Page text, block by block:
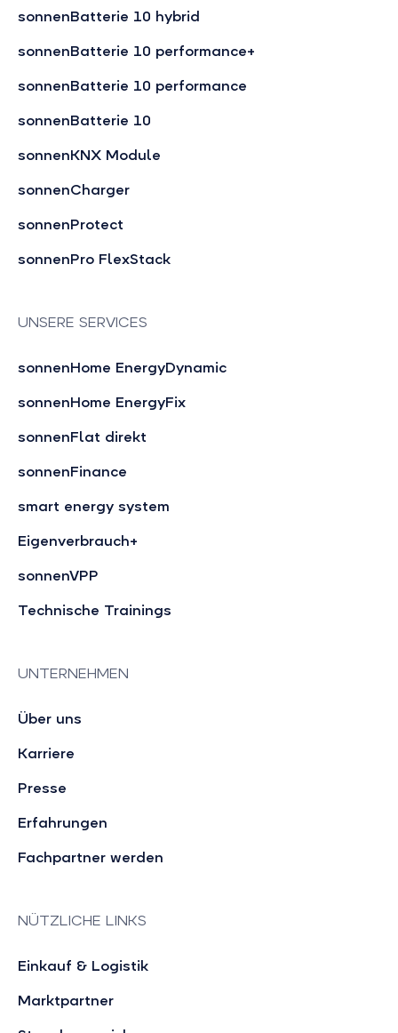
sonnenBatterie 10 hybrid
sonnenBatterie 10 performance+
sonnenBatterie 10 performance
sonnenBatterie 10
sonnenKNX Module
sonnenCharger
sonnenProtect
sonnenPro FlexStack
UNSERE SERVICES
sonnenHome EnergyDynamic
sonnenHome EnergyFix
sonnenFlat direkt
sonnenFinance
smart energy system
Eigenverbrauch+
sonnenVPP
Technische Trainings
UNTERNEHMEN
Über uns
Karriere
Presse
Erfahrungen
Fachpartner werden
NÜTZLICHE LINKS
Einkauf & Logistik
Marktpartner